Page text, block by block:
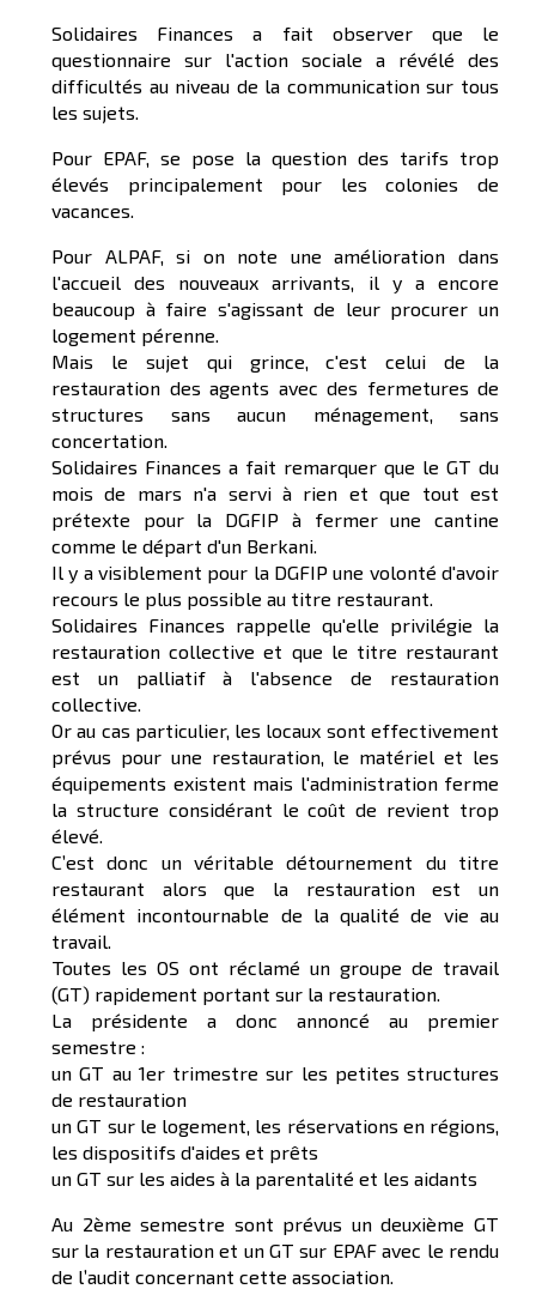
Solidaires Finances a fait observer que le
questionnaire sur l'action sociale a révélé des
difficultés au niveau de la communication sur tous
les sujets.
Pour EPAF, se pose la question des tarifs trop
élevés principalement pour les colonies de
vacances.
Pour ALPAF, si on note une amélioration dans
l'accueil des nouveaux arrivants, il y a encore
beaucoup à faire s'agissant de leur procurer un
logement pérenne.
Mais le sujet qui grince, c'est celui de la
restauration des agents avec des fermetures de
structures sans aucun ménagement, sans
concertation.
Solidaires Finances a fait remarquer que le GT du
mois de mars n'a servi à rien et que tout est
prétexte pour la DGFIP à fermer une cantine
comme le départ d'un Berkani.
Il y a visiblement pour la DGFIP une volonté d'avoir
recours le plus possible au titre restaurant.
Solidaires Finances rappelle qu'elle privilégie la
restauration collective et que le titre restaurant
est un palliatif à l'absence de restauration
collective.
Or au cas particulier, les locaux sont effectivement
prévus pour une restauration, le matériel et les
équipements existent mais l'administration ferme
la structure considérant le coût de revient trop
élevé.
C’est donc un véritable détournement du titre
restaurant alors que la restauration est un
élément incontournable de la qualité de vie au
travail.
Toutes les OS ont réclamé un groupe de travail
(GT) rapidement portant sur la restauration.
La présidente a donc annoncé au premier
semestre :
un GT au 1er trimestre sur les petites structures
de restauration
un GT sur le logement, les réservations en régions,
les dispositifs d'aides et prêts
un GT sur les aides à la parentalité et les aidants
Au 2ème semestre sont prévus un deuxième GT
sur la restauration et un GT sur EPAF avec le rendu
de l’audit concernant cette association.